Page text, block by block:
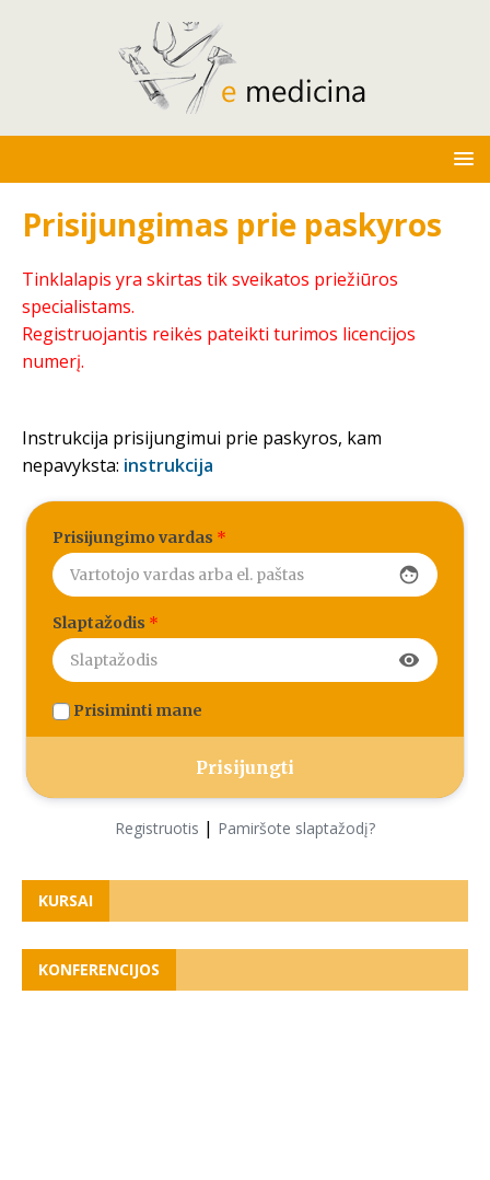
Prisijungimas prie paskyros
Tinklalapis yra skirtas tik sveikatos priežiūros
specialistams.
Registruojantis reikės pateikti turimos licencijos
numerį.
Instrukcija prisijungimui prie paskyros, kam
nepavyksta: instrukcija
Prisijungimo vardas *
face
Slaptažodis *
visibility
Prisiminti mane
Registruotis | Pamiršote slaptažodį?
KURSAI
KONFERENCIJOS